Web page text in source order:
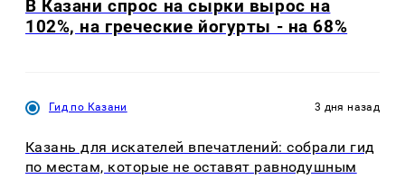
В Казани спрос на сырки вырос на
102%, на греческие йогурты - на 68%
Гид по Казани 3 дня назад
Казань для искателей впечатлений: собрали гид
по местам, которые не оставят равнодушным